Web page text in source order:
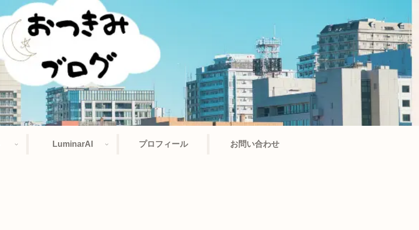
LuminarAI プロフィール お問い合わせ